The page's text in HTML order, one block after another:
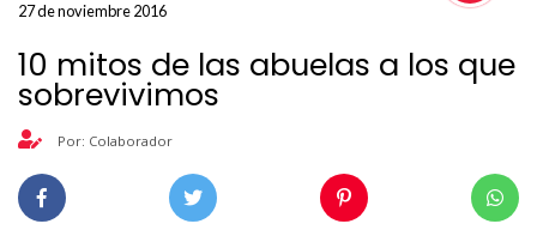
27 de noviembre 2016
10 mitos de las abuelas a los que
sobrevivimos
Por: Colaborador